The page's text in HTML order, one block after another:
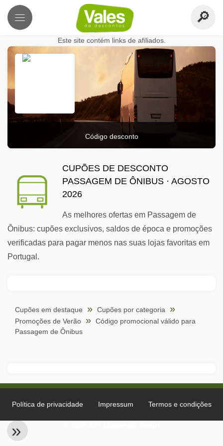
Este site contém links de afiliados.
Código desconto
CUPÕES DE DESCONTO
PASSAGEM DE ÔNIBUS · AGOSTO
2026
As melhores ofertas em Passagem de
Ônibus: cupões exclusivos, saldos de época e promoções
verificadas para pagar menos nas suas lojas favoritas em
Portugal.
Cupões em destaque
Cupões por categoria
Promoções de Verão
Código promocional válido para
Passagem de Ônibus
Política de privacidade Impressum Termos e condições